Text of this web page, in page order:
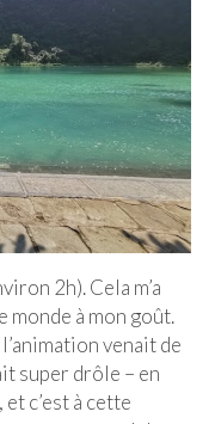
2h). Cela m’a
monde à mon goût.
venait de
super drôle – en
c’est à cette